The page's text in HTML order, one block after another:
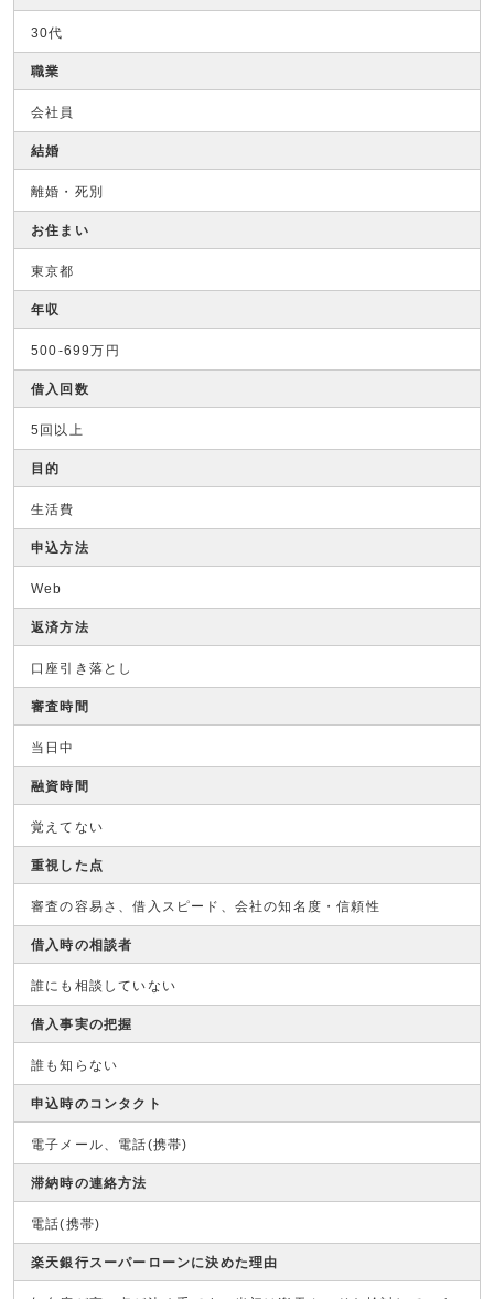
30代
職業
会社員
結婚
離婚・死別
お住まい
東京都
年収
500-699万円
借入回数
5回以上
目的
生活費
申込方法
Web
返済方法
口座引き落とし
審査時間
当日中
融資時間
覚えてない
重視した点
審査の容易さ、借入スピード、会社の知名度・信頼性
借入時の相談者
誰にも相談していない
借入事実の把握
誰も知らない
申込時のコンタクト
電子メール、電話(携帯)
滞納時の連絡方法
電話(携帯)
楽天銀行スーパーローンに決めた理由